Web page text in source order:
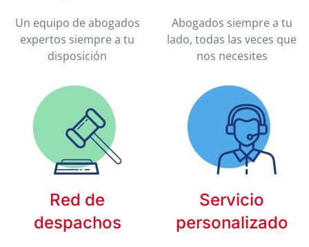
Un equipo de abogados
expertos siempre a tu
disposición
Abogados siempre a tu
lado, todas las veces que
nos necesites
Red de
despachos
Servicio
personalizado